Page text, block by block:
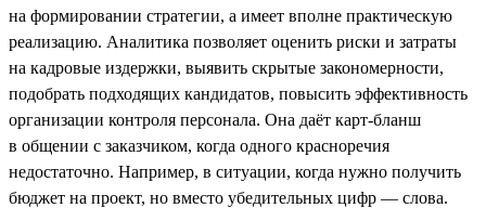
на формировании стратегии, а имеет вполне практическую
реализацию. Аналитика позволяет оценить риски и затраты
на кадровые издержки, выявить скрытые закономерности,
подобрать подходящих кандидатов, повысить эффективность
организации контроля персонала. Она даёт карт-бланш
в общении с заказчиком, когда одного красноречия
недостаточно. Например, в ситуации, когда нужно получить
бюджет на проект, но вместо убедительных цифр — слова.